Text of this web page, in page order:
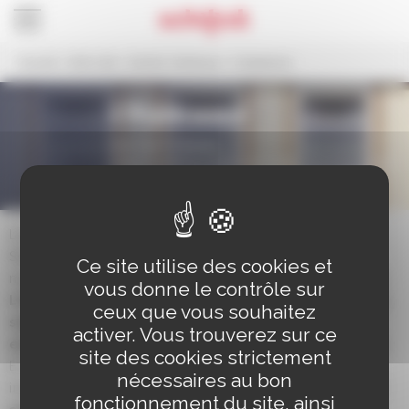
L'Espérance
Toutes les photographies sont visibles du 1er au 30 avril
La brasserie de l’Espérance est fondée en 1763 à
Strasbourg. Elle aurait abrité en 1842 la première
L’Espérance est transférée à Schiltigheim en 1863,
sous la direction de Jean-Louis Hatt, dans un
ensemble architectural pensé par Émile Widmann.
En 1932 la salle de brassage est l’une des plus
importantes de France. Conçue par René Hatt,
Panneau de gestion des cookies
Ce site utilise des cookies et
vous donne le contrôle sur
ceux que vous souhaitez
activer. Vous trouverez sur ce
site des cookies strictement
nécessaires au bon
fonctionnement du site, ainsi